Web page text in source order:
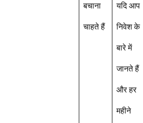
बचाना
चाहते हैं
यदि आप
निवेश के
बारे में
जानते हैं
और हर
महीने